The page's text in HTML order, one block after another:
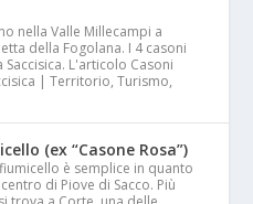
nella Valle Millecampi a
della Fogolana. I 4 casoni
L'articolo Casoni
| Territorio, Turismo,
(ex “Casone Rosa”)
è semplice in quanto
di Piove di Sacco. Più